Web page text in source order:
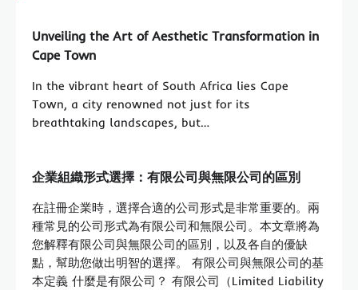
Unveiling the Art of Aesthetic Transformation in
Cape Town
In the vibrant heart of South Africa lies Cape
Town, a city renowned not just for its
breathtaking landscapes, but…
企業組織形式選擇：有限公司與無限公司的區別
在註冊企業時，選擇合適的公司形式是非常重要的。兩
種常見的公司形式為有限公司和無限公司。本文章將為
您解釋有限公司與無限公司的區別，以及各自的優缺
點，幫助您做出明智的選擇。 有限公司與無限公司的基
本定義 什麼是有限公司？ 有限公司（Limited Liability